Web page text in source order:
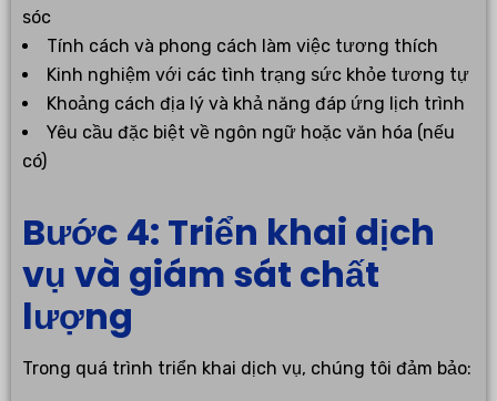
sóc
Tính cách và phong cách làm việc tương thích
Kinh nghiệm với các tình trạng sức khỏe tương tự
Khoảng cách địa lý và khả năng đáp ứng lịch trình
Yêu cầu đặc biệt về ngôn ngữ hoặc văn hóa (nếu
có)
Bước 4: Triển khai dịch
vụ và giám sát chất
lượng
Trong quá trình triển khai dịch vụ, chúng tôi đảm bảo: